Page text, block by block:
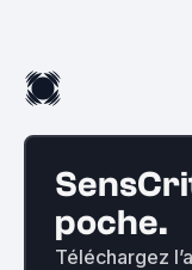
poche.
Téléchargez